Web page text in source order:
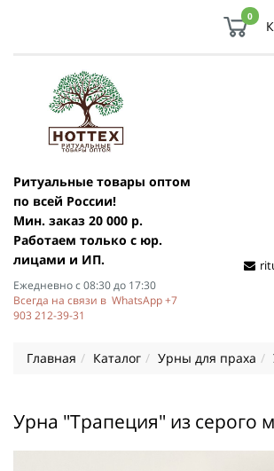
0
Ритуальные товары оптом
по всей России!
Мин. заказ 20 000 р.
Работаем только с юр.
лицами и ИП.
Ежедневно с 08:30 до 17:30
Всегда на связи в WhatsApp +7
903 212-39-31
Главная Каталог Урны для праха
Урна "Трапеция" из серого